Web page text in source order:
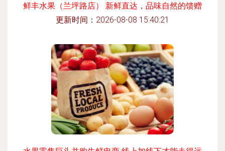
鲜丰水果（兰坪路店） 新鲜直达，品味自然的馈赠
更新时间：2026-08-08 15:40:21